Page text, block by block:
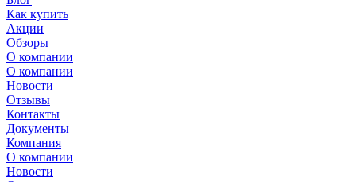
Как купить
Акции
Обзоры
О компании
О компании
Новости
Отзывы
Контакты
Документы
Компания
О компании
Новости